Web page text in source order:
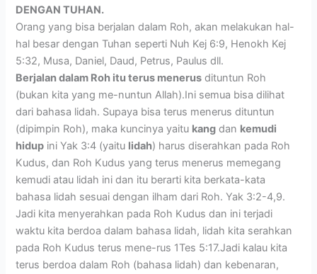
DENGAN TUHAN.
Orang yang bisa berjalan dalam Roh, akan melakukan hal-
hal besar dengan Tuhan seperti Nuh Kej 6:9, Henokh Kej
5:32, Musa, Daniel, Daud, Petrus, Paulus dll.
Berjalan dalam Roh itu terus menerus dituntun Roh
(bukan kita yang me-nuntun Allah).Ini semua bisa dilihat
dari bahasa lidah. Supaya bisa terus menerus dituntun
(dipimpin Roh), maka kuncinya yaitu kang dan kemudi
hidup ini Yak 3:4 (yaitu lidah) harus diserahkan pada Roh
Kudus, dan Roh Kudus yang terus menerus memegang
kemudi atau lidah ini dan itu berarti kita berkata-kata
bahasa lidah sesuai dengan ilham dari Roh. Yak 3:2-4,9.
Jadi kita menyerahkan pada Roh Kudus dan ini terjadi
waktu kita berdoa dalam bahasa lidah, lidah kita serahkan
pada Roh Kudus terus mene-rus 1Tes 5:17.Jadi kalau kita
terus berdoa dalam Roh (bahasa lidah) dan kebenaran,